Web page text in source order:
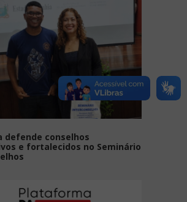
defende conselhos
e fortalecidos no Seminário